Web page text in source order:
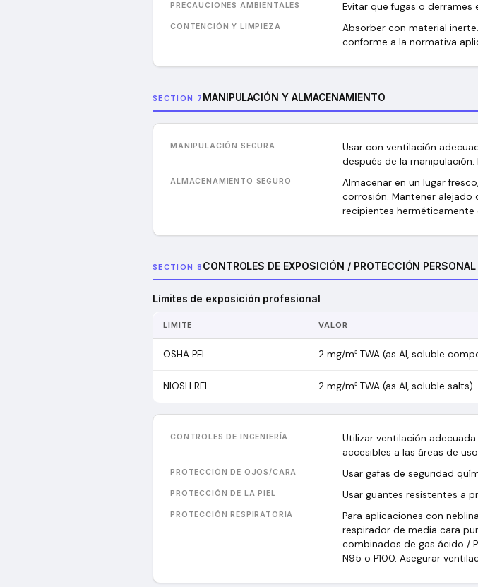
PRECAUCIONES AMBIENTALES Evitar que fugas o derrames
CONTENCIÓN Y LIMPIEZA
Absorber con material
conforme a la normativa
SECTION 7 MANIPULACIÓN Y ALMACENAMIENTO
MANIPULACIÓN SEGURA
Usar con ventilación
después de la
ALMACENAMIENTO SEGURO
Almacenar en un lugar
corrosión. Mantener alejado
recipientes herméticamente
SECTION 8 CONTROLES DE EXPOSICIÓN / PROTECCIÓN PERSONAL
Límites de exposición profesional
LÍMITE VALOR
OSHA PEL 2 mg/m³ TWA (as Al, soluble
NIOSH REL 2 mg/m³ TWA (as Al, soluble salts)
CONTROLES DE INGENIERÍA
Utilizar ventilación
accesibles a las áreas de
PROTECCIÓN DE OJOS/CARA Usar gafas de seguridad
PROTECCIÓN DE LA PIEL Usar guantes resistentes a
PROTECCIÓN RESPIRATORIA
Para aplicaciones con
respirador de media cara
combinados de gas ácido /
N95 o P100. Asegurar